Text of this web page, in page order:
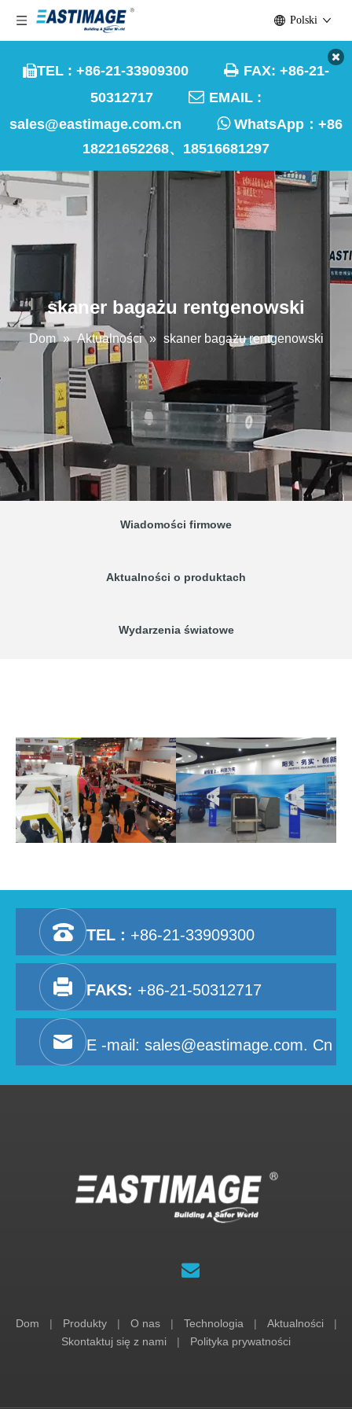
TEL : +86-21-33909300  FAX: +86-21-
50312717  EMAIL :
sales@eastimage.com.cn
WhatsApp： +86
18221652268、18516681297
Polski
skaner bagażu rentgenowski
Dom » Aktualności » skaner bagażu rentgenowski
Wiadomości firmowe
Aktualności o produktach
Wydarzenia światowe
TEL : +86-21-33909300
FAKS: +86-21-50312717
E -mail: sales@eastimage.com. Cn
Dom | Produkty | O nas | Technologia | Aktualności
|
Skontaktuj się z nami
| Polityka prywatności